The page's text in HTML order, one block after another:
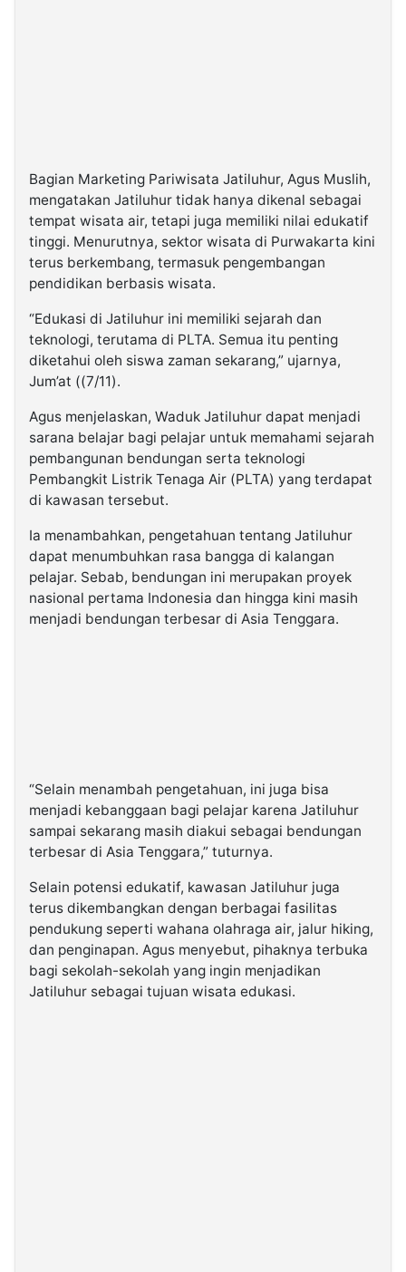
Bagian Marketing Pariwisata Jatiluhur, Agus Muslih,
mengatakan Jatiluhur tidak hanya dikenal sebagai
tempat wisata air, tetapi juga memiliki nilai edukatif
tinggi. Menurutnya, sektor wisata di Purwakarta kini
terus berkembang, termasuk pengembangan
pendidikan berbasis wisata.
“Edukasi di Jatiluhur ini memiliki sejarah dan
teknologi, terutama di PLTA. Semua itu penting
diketahui oleh siswa zaman sekarang,” ujarnya,
Jum’at ((7/11).
Agus menjelaskan, Waduk Jatiluhur dapat menjadi
sarana belajar bagi pelajar untuk memahami sejarah
pembangunan bendungan serta teknologi
Pembangkit Listrik Tenaga Air (PLTA) yang terdapat
di kawasan tersebut.
Ia menambahkan, pengetahuan tentang Jatiluhur
dapat menumbuhkan rasa bangga di kalangan
pelajar. Sebab, bendungan ini merupakan proyek
nasional pertama Indonesia dan hingga kini masih
menjadi bendungan terbesar di Asia Tenggara.
“Selain menambah pengetahuan, ini juga bisa
menjadi kebanggaan bagi pelajar karena Jatiluhur
sampai sekarang masih diakui sebagai bendungan
terbesar di Asia Tenggara,” tuturnya.
Selain potensi edukatif, kawasan Jatiluhur juga
terus dikembangkan dengan berbagai fasilitas
pendukung seperti wahana olahraga air, jalur hiking,
dan penginapan. Agus menyebut, pihaknya terbuka
bagi sekolah-sekolah yang ingin menjadikan
Jatiluhur sebagai tujuan wisata edukasi.